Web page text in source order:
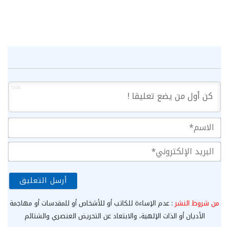
1000
من شروط النشر: عدم الإساءة للكاتب أو للأشخاص أو للمقدسات أو مهاجمة
الأديان أو الذات الإلهية، والابتعاد عن التحريض العنصري والشتائم